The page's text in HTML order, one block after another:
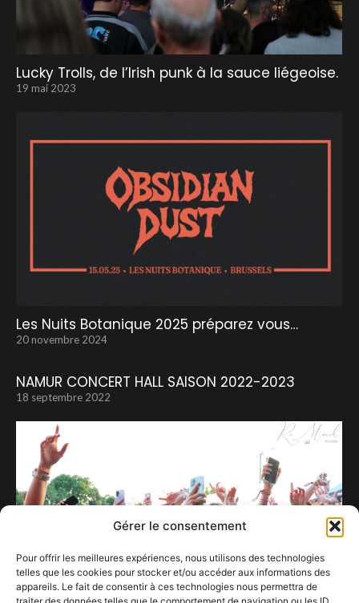
Gérer le consentement
Pour offrir les meilleures expériences, nous utilisons des technologies
telles que les cookies pour stocker et/ou accéder aux informations des
appareils. Le fait de consentir à ces technologies nous permettra de
Lucky Trolls, de l’Irish punk à la sauce liégeoise.
19 mai 2023
Les Nuits Botanique 2025 préparez vous…
20 novembre 2024
NAMUR CONCERT HALL SAISON 2022-2023
18 septembre 2022